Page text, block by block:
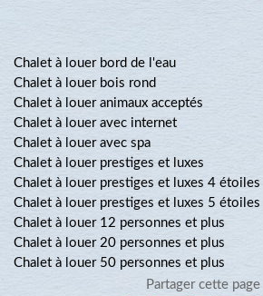
Chalet à louer bord de l'eau
Chalet à louer bois rond
Chalet à louer animaux acceptés
Chalet à louer avec internet
Chalet à louer avec spa
Chalet à louer prestiges et luxes
Chalet à louer prestiges et luxes 4 étoiles
Chalet à louer prestiges et luxes 5 étoiles
Chalet à louer 12 personnes et plus
Chalet à louer 20 personnes et plus
Chalet à louer 50 personnes et plus
Partager cette page